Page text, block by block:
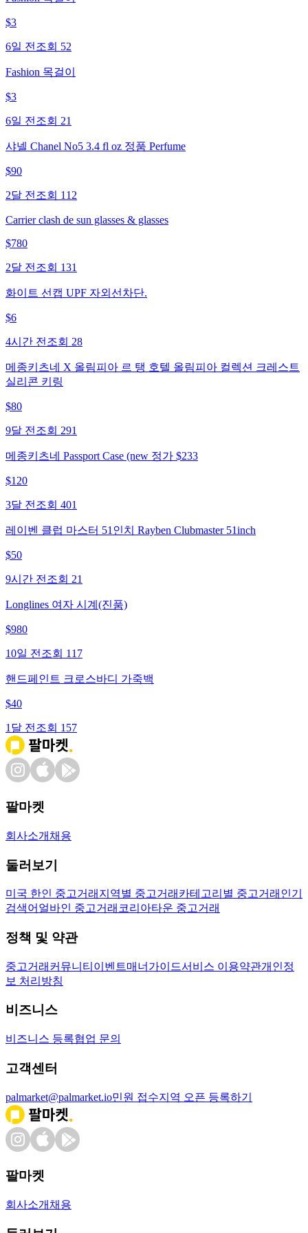
$3
6일 전 조회 52
Fashion 목걸이
$3
6일 전 조회 21
샤넬 Chanel No5 3.4 fl oz 정품 Perfume
$90
2달 전 조회 112
Carrier clash de sun glasses & glasses
$780
2달 전 조회 131
화이트 선캡 UPF 자외선차단.
$6
4시간 전 조회 28
메종키츠네 X 올림피아 르 탱 호텔 올림피아 컬렉션 크레스트
실리콘 키링
$80
9달 전 조회 291
메종키츠네 Passport Case (new 정가 $233
$120
3달 전 조회 401
레이벤 클럽 마스터 51인치 Rayben Clubmaster 51inch
$50
9시간 전 조회 21
Longlines 여자 시계(진품)
$980
10일 전 조회 117
핸드페인트 크로스바디 가죽백
$40
1달 전 조회 157
팔마켓
회사소개 채용
둘러보기
미국 한인 중고거래 지역별 중고거래 카테고리별 중고거래 인기
검색어 얼바인 중고거래 코리아타운 중고거래
정책 및 약관
중고거래 커뮤니티 이벤트매너가이드서비스 이용약관개인정
보 처리방침
비즈니스
비즈니스 등록협업 문의
고객센터
palmarket@palmarket.io민원 접수지역 오픈 등록하기
팔마켓
회사소개 채용